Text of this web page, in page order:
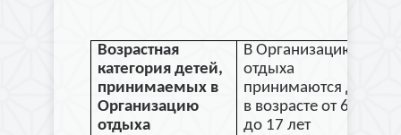
Возрастная
категория детей,
принимаемых в
Организацию
отдыха
В Организацию
отдыха
принимаются дети
в возрасте от 6,6 и
до 17 лет